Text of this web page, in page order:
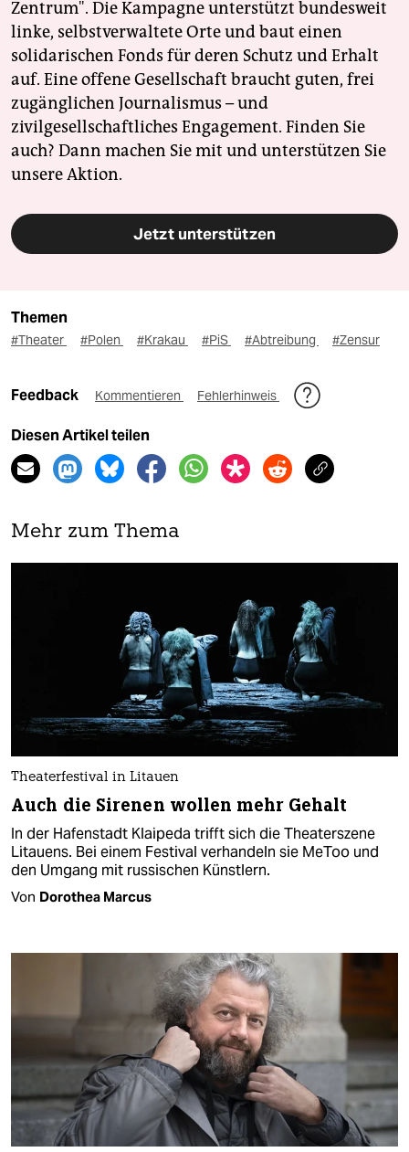
Zentrum". Die Kampagne unterstützt bundesweit
linke, selbstverwaltete Orte und baut einen
solidarischen Fonds für deren Schutz und Erhalt
auf. Eine offene Gesellschaft braucht guten, frei
zugänglichen Journalismus – und
zivilgesellschaftliches Engagement. Finden Sie
auch? Dann machen Sie mit und unterstützen Sie
unsere Aktion.
Jetzt unterstützen
Themen
#Theater #Polen #Krakau #PiS #Abtreibung #Zensur
Feedback Kommentieren Fehlerhinweis
Diesen Artikel teilen
Mehr zum Thema
Theaterfestival in Litauen
Auch die Sirenen wollen mehr Gehalt
In der Hafenstadt Klaipeda trifft sich die Theaterszene
Litauens. Bei einem Festival verhandeln sie MeToo und
den Umgang mit russischen Künstlern.
Von Dorothea Marcus